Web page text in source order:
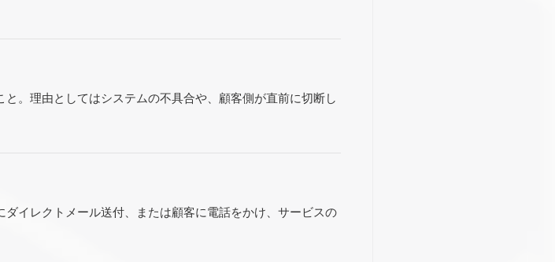
。理由としてはシステムの不具合や、顧客側が直前に切断し
イレクトメール送付、または顧客に電話をかけ、サービスの